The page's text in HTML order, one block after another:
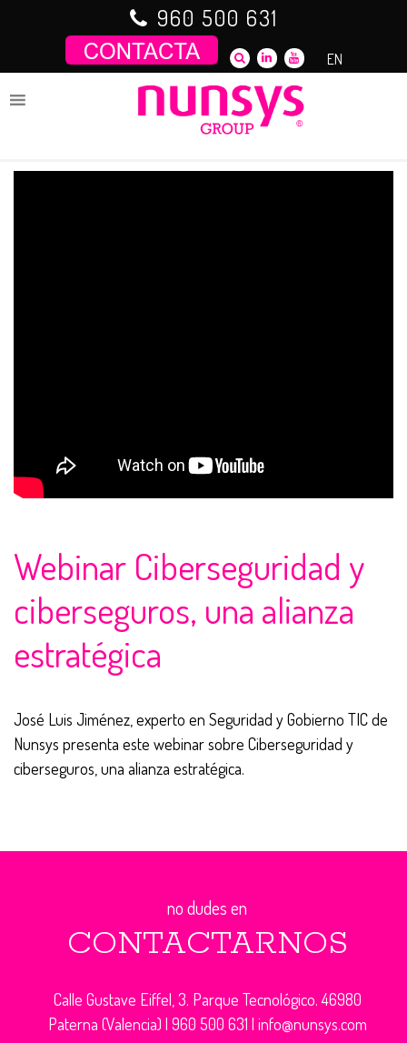
960 500 631
EN
Webinar Ciberseguridad y
ciberseguros, una alianza
estratégica
José Luis Jiménez, experto en Seguridad y Gobierno TIC de
Nunsys presenta este webinar sobre Ciberseguridad y
ciberseguros, una alianza estratégica.
no dudes en
CONTACTARNOS
Calle Gustave Eiffel, 3. Parque Tecnológico. 46980
Paterna (Valencia) | 960 500 631 | info@nunsys.com